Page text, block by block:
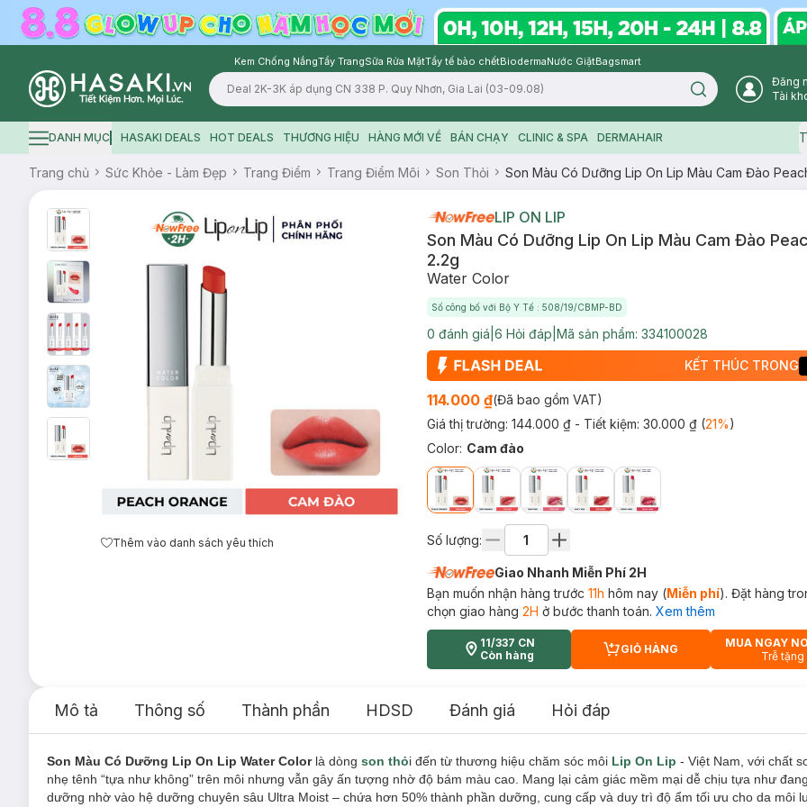
Kem Chống NắngTẩy TrangSữa Rửa MặtTẩy tế bào chếtBiodermaNước GiặtBagsmart
Logo
Search icon
Đăng
Tài
Hamburger icon
DANH MỤC HASAKI DEALS HOT DEALS THƯƠNG HIỆU HÀNG MỚI VỀ BÁN CHẠY CLINIC & SPA DERMAHAIR
Trang chủ Sức Khỏe - Làm Đẹp Trang Điểm Trang Điểm Môi Son Thỏi Son Màu Có Dưỡng Lip On Lip Màu Cam Đào
Thêm vào danh sách yêu thích
LIP ON LIP
Son Màu Có Dưỡng Lip On Lip Màu Cam Đào
2.2g
Water Color
Số công bố với Bộ Y Tế : 508/19/CBMP-BD
0 đánh giá 6 Hỏi đáp Mã sản phẩm: 334100028
KẾT THÚC TRONG
114.000 ₫(Đã bao gồm VAT)
Giá thị trường: 144.000 ₫ - Tiết kiệm: 30.000 ₫(21%)
Color: Cam đào
Số lượng:
Giao Nhanh Miễn Phí 2H
Bạn muốn nhận hàng trước 11h hôm nay (Miễn phí). Đặt hàng
chọn giao hàng 2H ở bước thanh toán. Xem thêm
11/337 CN
Còn hàng
CART PLUS ICON
GIỎ HÀNG
MUA NGAY
Trễ tặng
Mô tả Thông số Thành phần HDSD Đánh giá Hỏi đáp
Son Màu Có Dưỡng Lip On Lip Water Colorlà dòng son thỏi đến từ thương hiệu chăm sóc môi Lip On Lip - Việt Nam, với chất
nhẹ tênh “tựa như không” trên môi nhưng vẫn gây ấn tượng nhờ độ bám màu cao. Mang lại cảm giác mềm mại dễ chịu tựa như
dưỡng nhờ vào hệ dưỡng chuyên sâu Ultra Moist – chứa hơn 50% thành phần dưỡng, cung cấp và duy trì độ ẩm tối ưu cho da môi